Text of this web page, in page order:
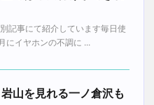
記事にて紹介しています毎日使
にイヤホンの不調に ...
山を見れる一ノ倉沢も